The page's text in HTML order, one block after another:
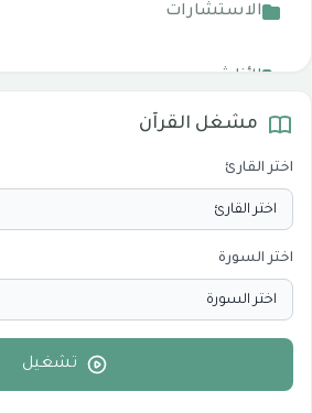
الاستشارات
الأناشيد
الدروس والخطب
الأقسام التقنية للكمبيوتر والنترنت
مشغل القرآن
اختر القارئ
اختر السورة
تشغيل